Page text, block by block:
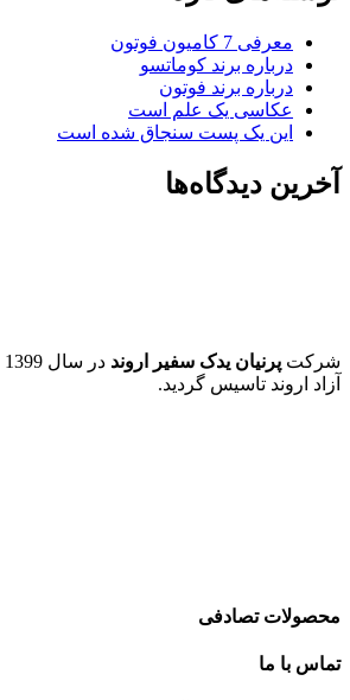
معرفی 7 کامیون فوتون
درباره برند کوماتسو
درباره برند فوتون
عکاسی یک علم است
این یک پست سنجاق شده است
آخرین دیدگاه‌ها
شرکت پرنیان یدک سفیر اروند
آزاد اروند تاسیس گردید.
محصولات تصادفی
تماس با ما